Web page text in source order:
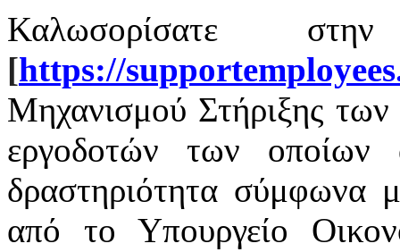
Καλωσορίσατε
[https://supportemployees
Μηχανισμού Στήριξης
εργοδοτών των οποίων
δραστηριότητα σύμφωνα
από το Υπουργείο